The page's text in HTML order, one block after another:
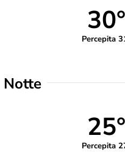
30°
Percepita
Notte
25°
Percepita